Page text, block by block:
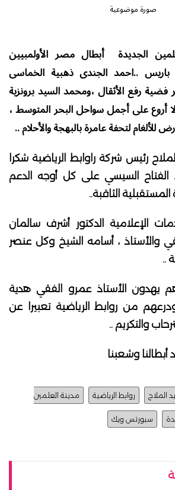
صورة موضوعية
الجديدة أبطال مصر الأولمبيين
باريس ..احمد الجندى ذهبية الخماسى
فضية رفع الأثقال ،ومحمد السيد برونزية
أروع على أجمل سواحل البحر المتوسط ،
لتحفة عامرة بالبهجة والأحلام ..
رئيس شركة راوابط الرياضية شكرا
الفتاح السيسي على كل أوجه الدعم
الثاقبة..
الإعلامية الدكتور أشرف سالمان
والأستاذ ، أسامه الشيخ وكل عنصر
..
يهدون الأستاذ عمرو الفقي هدية
ودرعهم من روابط الرياضية تعبيرا عن
والتكريم ..
أبطالنا وشعبنا
الملاح روابط الرياضية مدينة العلمين
سبورتس ويك